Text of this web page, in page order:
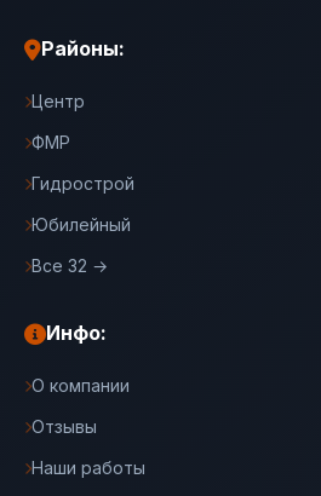
Районы:
Центр
ФМР
Гидрострой
Юбилейный
Все 32 →
Инфо:
О компании
Отзывы
Наши работы